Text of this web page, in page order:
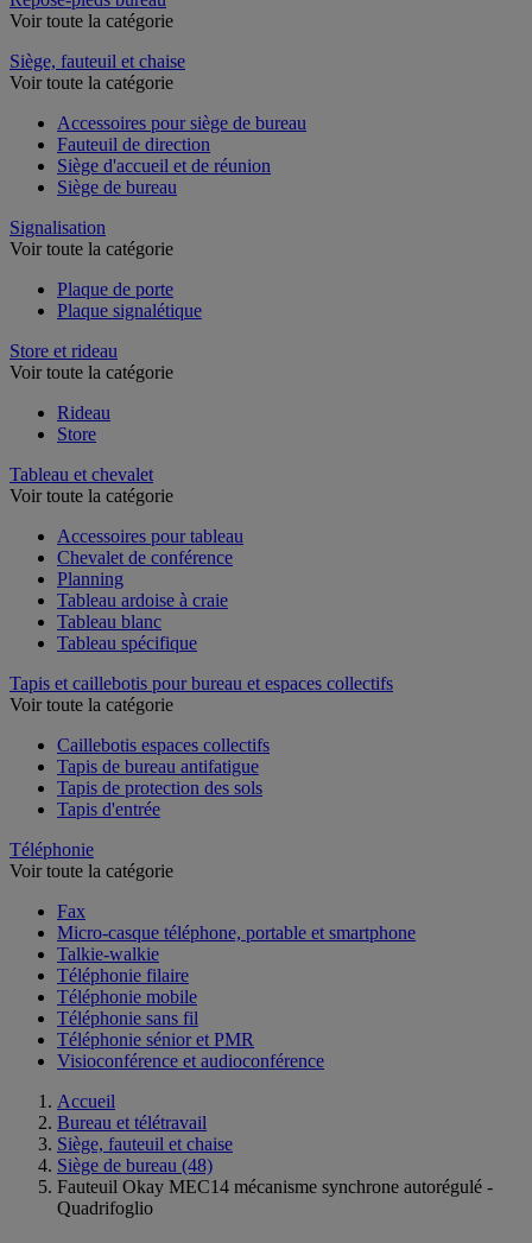
Voir toute la catégorie
Siège, fauteuil et chaise
Voir toute la catégorie
Accessoires pour siège de bureau
Fauteuil de direction
Siège d'accueil et de réunion
Siège de bureau
Signalisation
Voir toute la catégorie
Plaque de porte
Plaque signalétique
Store et rideau
Voir toute la catégorie
Rideau
Store
Tableau et chevalet
Voir toute la catégorie
Accessoires pour tableau
Chevalet de conférence
Planning
Tableau ardoise à craie
Tableau blanc
Tableau spécifique
Tapis et caillebotis pour bureau et espaces collectifs
Voir toute la catégorie
Caillebotis espaces collectifs
Tapis de bureau antifatigue
Tapis de protection des sols
Tapis d'entrée
Téléphonie
Voir toute la catégorie
Fax
Micro-casque téléphone, portable et smartphone
Talkie-walkie
Téléphonie filaire
Téléphonie mobile
Téléphonie sans fil
Téléphonie sénior et PMR
Visioconférence et audioconférence
Accueil
Bureau et télétravail
Siège, fauteuil et chaise
Siège de bureau (48)
Fauteuil Okay MEC14 mécanisme synchrone autorégulé -
Quadrifoglio